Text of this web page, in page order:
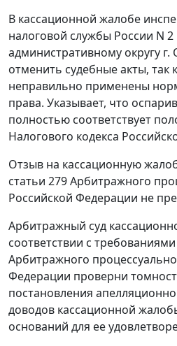
В кассационной жалобе
налоговой службы России N
административному округу г.
отменить судебные акты, так
неправильно применены
права. Указывает, что
полностью соответствует
Налогового кодекса
Отзыв на кассационную
статьи 279Арбитражного
Российской Федерации не
Арбитражный суд
соответствии с требованиями
Арбитражного
Федерации проверни
постановления
доводов кассационной
оснований для ее